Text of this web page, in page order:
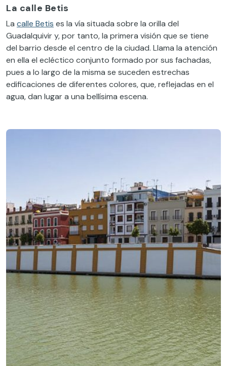
La calle Betis
La calle Betis es la vía situada sobre la orilla del
Guadalquivir y, por tanto, la primera visión que se tiene
del barrio desde el centro de la ciudad. Llama la atención
en ella el ecléctico conjunto formado por sus fachadas,
pues a lo largo de la misma se suceden estrechas
edificaciones de diferentes colores, que, reflejadas en el
agua, dan lugar a una bellísima escena.